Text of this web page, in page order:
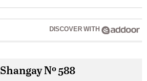
DISCOVER WITH
Shangay Nº 588